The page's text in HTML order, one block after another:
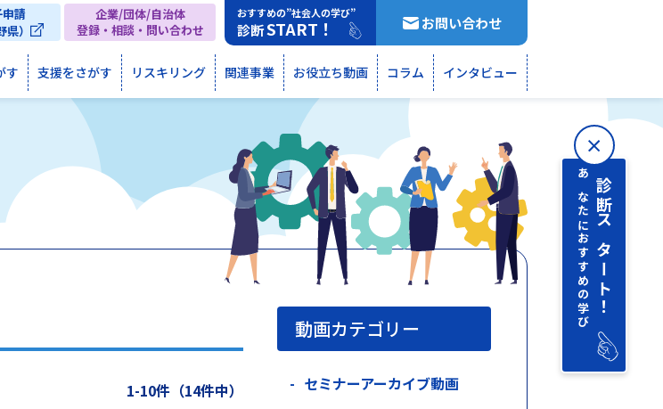
す 支援をさがす リスキリング 関連事業 お役立ち動画 コラム インタビュー
おすすめの”社会人の学び”
診断START！
企業/団体/自治体
登録・相談・問い合わせ
請
）
お問い合わせ
1-10件（14件中）
動画カテゴリー
セミナーアーカイブ動画
あなたにおすすめの学び診断 スタート！